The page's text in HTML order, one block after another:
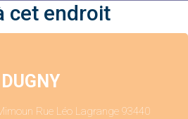
cet endroit
DUGNY
Rue Léo Lagrange 93440